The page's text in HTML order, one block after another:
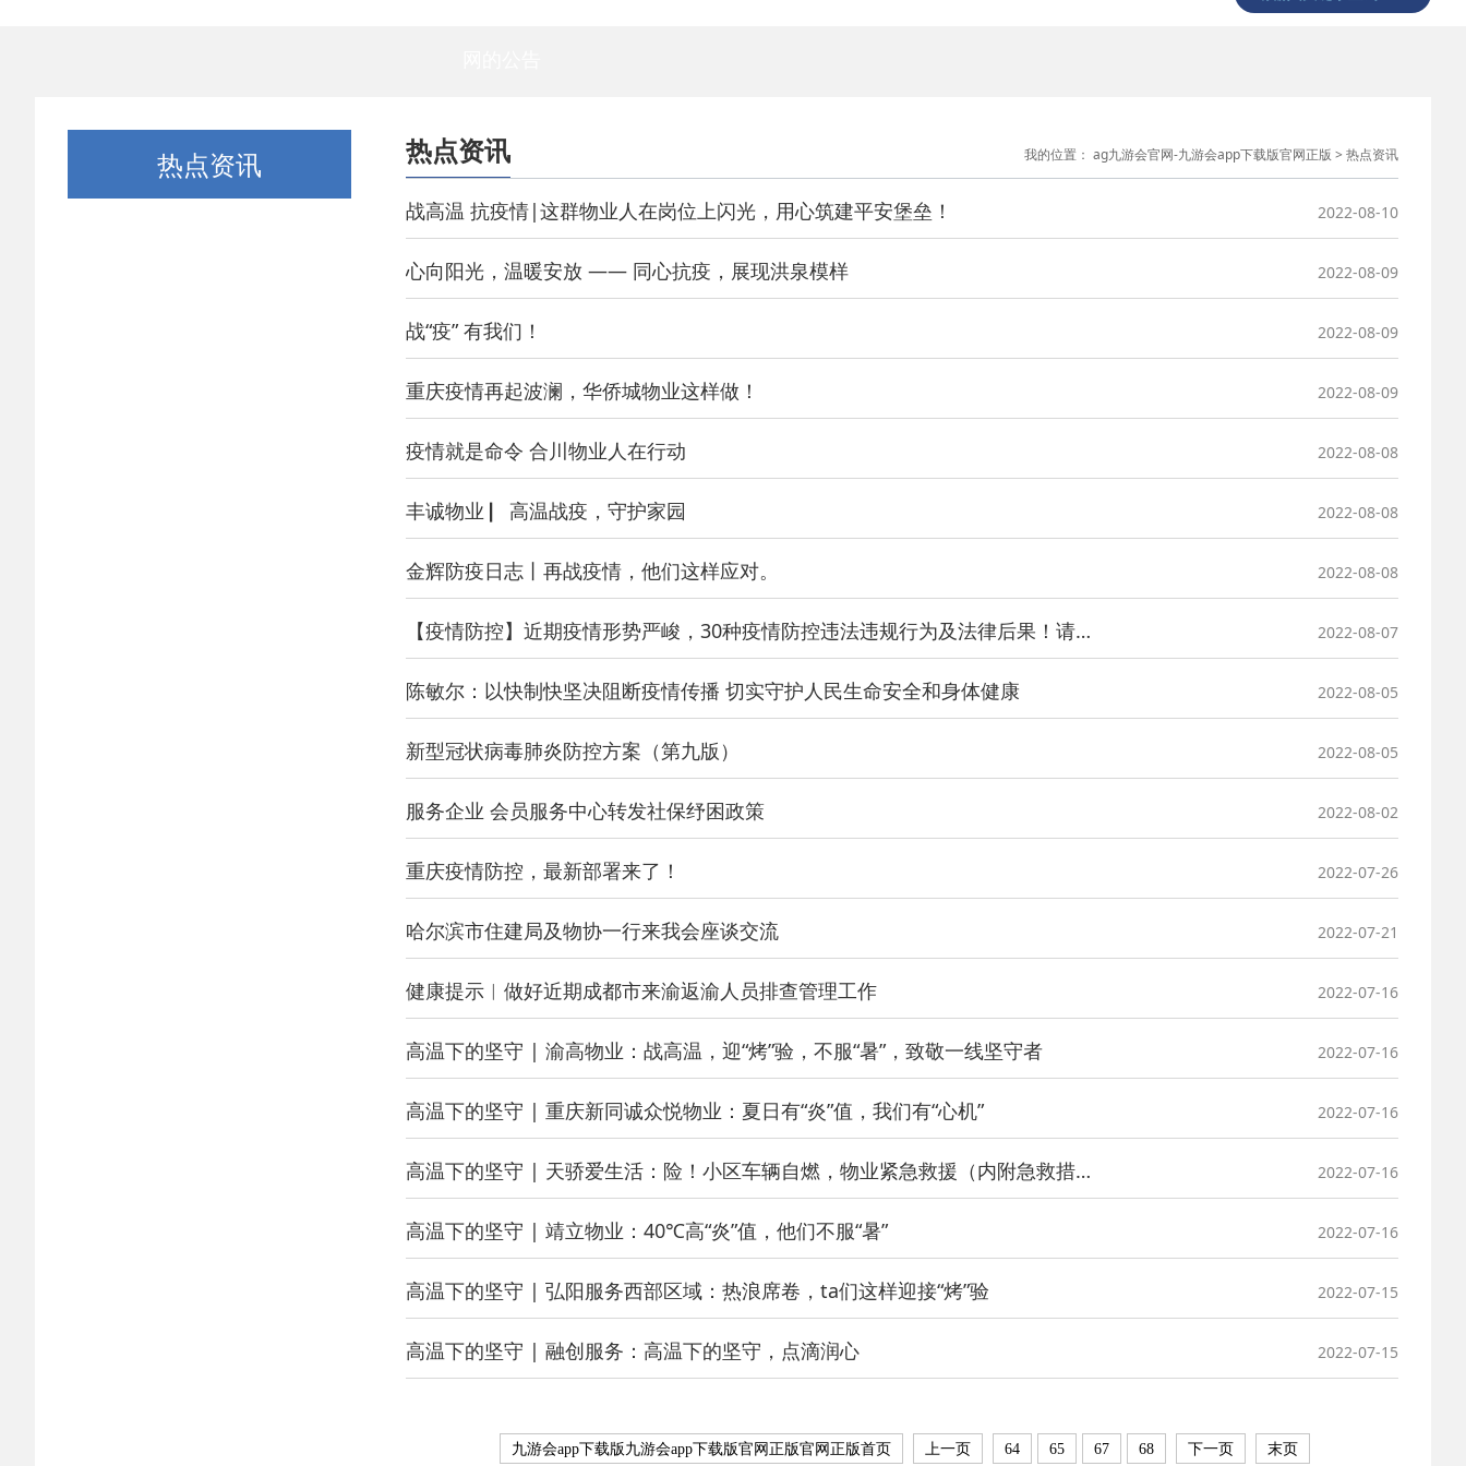
热点资讯 热点资讯 我的位置： ag九游会官网-九游会app下载版官网正版 > 热点资讯
战高温 抗疫情|这群物业人在岗位上闪光，用心筑建平安堡垒！ 2022-08-10
心向阳光，温暖安放 —— 同心抗疫，展现洪泉模样 2022-08-09
战“疫” 有我们！ 2022-08-09
重庆疫情再起波澜，华侨城物业这样做！ 2022-08-09
疫情就是命令 合川物业人在行动 2022-08-08
丰诚物业 ▏高温战疫，守护家园 2022-08-08
金辉防疫日志丨再战疫情，他们这样应对。 2022-08-08
【疫情防控】近期疫情形势严峻，30种疫情防控违法违规行为及法律后果！请转发扩散！ 2022-08-07
陈敏尔：以快制快坚决阻断疫情传播 切实守护人民生命安全和身体健康 2022-08-05
新型冠状病毒肺炎防控方案（第九版） 2022-08-05
服务企业 会员服务中心转发社保纾困政策 2022-08-02
重庆疫情防控，最新部署来了！ 2022-07-26
哈尔滨市住建局及物协一行来我会座谈交流 2022-07-21
健康提示︱做好近期成都市来渝返渝人员排查管理工作 2022-07-16
高温下的坚守 | 渝高物业：战高温，迎“烤”验，不服“暑”，致敬一线坚守者 2022-07-16
高温下的坚守 | 重庆新同诚众悦物业：夏日有“炎”值，我们有“心机” 2022-07-16
高温下的坚守 | 天骄爱生活：险！小区车辆自燃，物业紧急救援（内附急救措施） 2022-07-16
高温下的坚守 | 靖立物业：40℃高“炎”值，他们不服“暑” 2022-07-16
高温下的坚守 | 弘阳服务西部区域：热浪席卷，ta们这样迎接“烤”验 2022-07-15
高温下的坚守 | 融创服务：高温下的坚守，点滴润心 2022-07-15
九游会app下载版九游会app下载版官网正版官网正版首页 上一页 64 65 67 68 下一页 末页